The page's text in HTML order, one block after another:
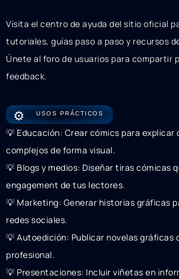
Visita el centro de ayuda del sitio oficial
tutoriales, guías paso a paso y recursos
Únete al foro de usuarios para compartir
feedback.
⚙️ USOS PRÁCTICOS
💡 Educación: Crear cómics para explicar
complejos de forma visual.
💡 Blogs y medios: Diseñar tiras cómicas
engagement de tus lectores.
💡 Marketing: Generar historias gráficas
redes sociales.
💡 Autoedición: Publicar novelas gráficas
profesional.
💡 Presentaciones: Incluir viñetas en